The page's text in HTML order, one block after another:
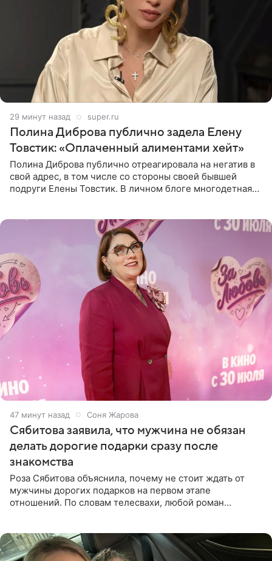
29 минут назад super.ru
Полина Диброва публично задела Елену
Товстик: «Оплаченный алиментами хейт»
Полина Диброва публично отреагировала на негатив в
свой адрес, в том числе со стороны своей бывшей
подруги Елены Товстик. В личном блоге многодетная
47 минут назад Соня Жарова
Сябитова заявила, что мужчина не обязан
делать дорогие подарки сразу после
знакомства
Роза Сябитова объяснила, почему не стоит ждать от
мужчины дорогих подарков на первом этапе
отношений. По словам телесвахи, любой роман